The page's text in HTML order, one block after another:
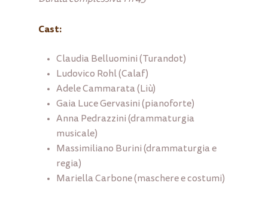
Cast:
Claudia Belluomini (Turandot)
Ludovico Rohl (Calaf)
Adele Cammarata (Liù)
Gaia Luce Gervasini (pianoforte)
Anna Pedrazzini (drammaturgia
musicale)
Massimiliano Burini (drammaturgia e
regia)
Mariella Carbone (maschere e costumi)